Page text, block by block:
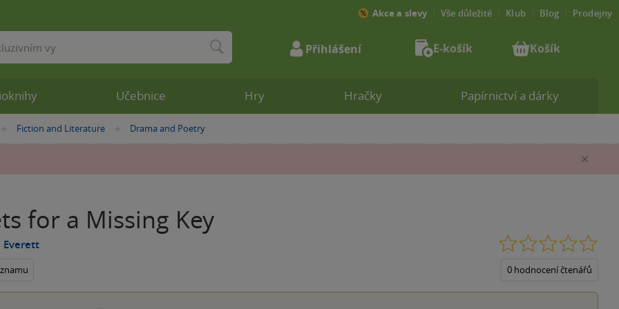
»Fiction and Literature »
Drama and Poetry
for a Missing Key
Everett
0 hodnocení čtenářů
Učebnice Hry Hračky Papírnictví a dárky
Akce a slevy Vše důležité Klub Blog Prodejny
Přihlášení E-košík Košík